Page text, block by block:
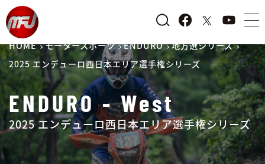
HOME モータースポーツ ENDURO 地方選シリーズ
2025 エンデューロ西日本エリア選手権シリーズ
ENDURO - West
2025 エンデューロ西日本エリア選手権シリーズ